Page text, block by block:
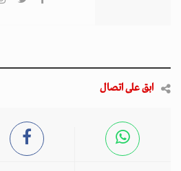
ابق على اتصال